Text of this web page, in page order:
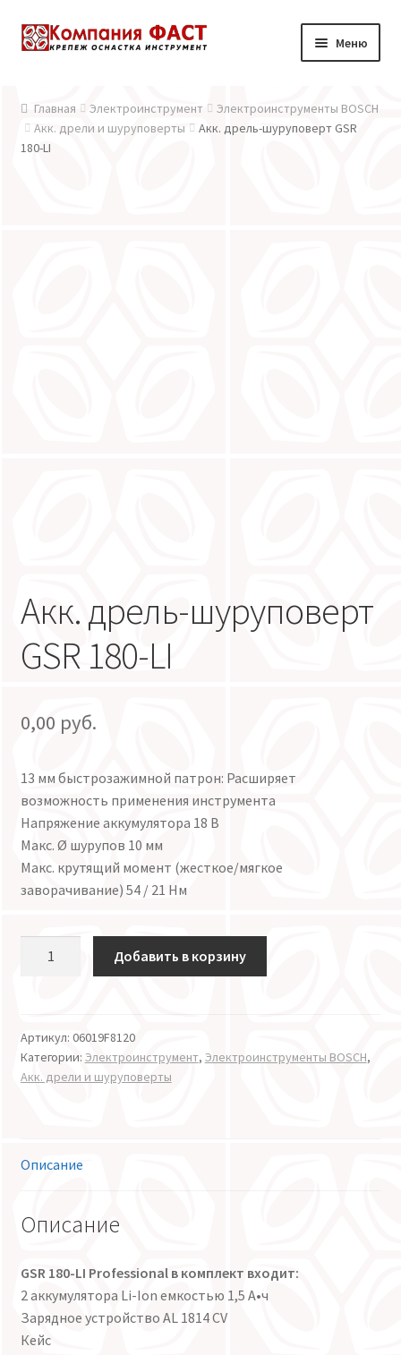
Перейти к навигации
Перейти к содержимому Меню
О компании
Главная Электроинструмент
Электроинструменты BOSCH
Акк. дрели и шуруповерты
Акк. дрель-шуруповерт GSR
180-LI
Акк. дрель-шуруповерт
GSR 180-LI
0,00 руб.
13 мм быстрозажимной патрон: Расширяет
возможность применения инструмента
Напряжение аккумулятора 18 В
Макс. Ø шурупов 10 мм
Макс. крутящий момент (жесткое/мягкое
заворачивание) 54 / 21 Нм
Количество Добавить в корзину
Артикул: 06019F8120
Категории: Электроинструмент, Электроинструменты BOSCH,
Акк. дрели и шуруповерты
Описание
Описание
GSR 180-LI Professional в комплект входит:
2 аккумулятора Li-Ion емкостью 1,5 А•ч
Зарядное устройство AL 1814 CV
Кейс